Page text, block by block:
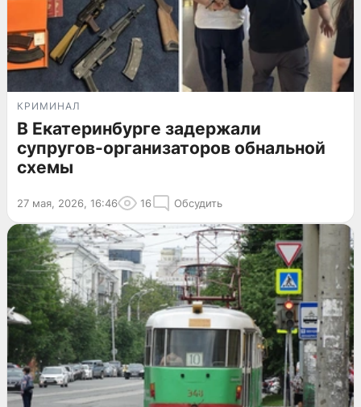
КРИМИНАЛ
В Екатеринбурге задержали
супругов-организаторов обнальной
схемы
27 мая, 2026, 16:46 16 Обсудить